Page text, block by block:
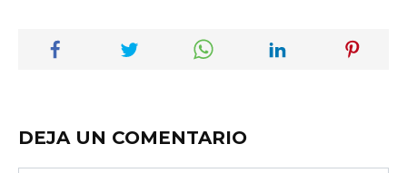
DEJA UN COMENTARIO